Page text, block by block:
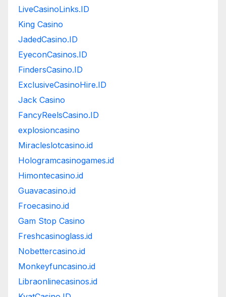
LiveCasinoLinks.ID
King Casino
JadedCasino.ID
EyeconCasinos.ID
FindersCasino.ID
ExclusiveCasinoHire.ID
Jack Casino
FancyReelsCasino.ID
explosioncasino
Miracleslotcasino.id
Hologramcasinogames.id
Himontecasino.id
Guavacasino.id
Froecasino.id
Gam Stop Casino
Freshcasinoglass.id
Nobettercasino.id
Monkeyfuncasino.id
Libraonlinecasinos.id